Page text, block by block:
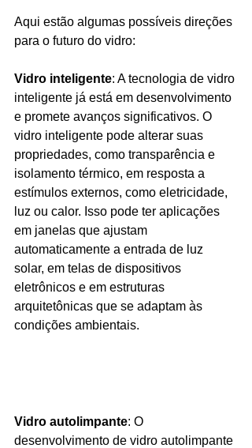
Aqui estão algumas possíveis direções
para o futuro do vidro:
Vidro inteligente: A tecnologia de vidro
inteligente já está em desenvolvimento
e promete avanços significativos. O
vidro inteligente pode alterar suas
propriedades, como transparência e
isolamento térmico, em resposta a
estímulos externos, como eletricidade,
luz ou calor. Isso pode ter aplicações
em janelas que ajustam
automaticamente a entrada de luz
solar, em telas de dispositivos
eletrônicos e em estruturas
arquitetônicas que se adaptam às
condições ambientais.
Vidro autolimpante: O
desenvolvimento de vidro autolimpante